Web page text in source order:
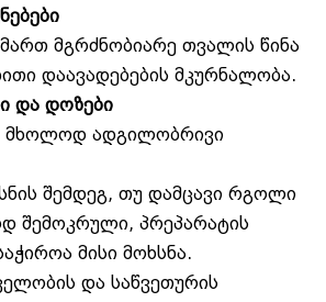
მგრძნობიარე თვალის წინა
დაავადებების მკურნალობა.
და დოზები
მხოლოდ ადგილობრივი
შემდეგ, თუ დამცავი რგოლი
შემოკრული, პრეპარატის
მისი მოხსნა.
და საწვეთურის